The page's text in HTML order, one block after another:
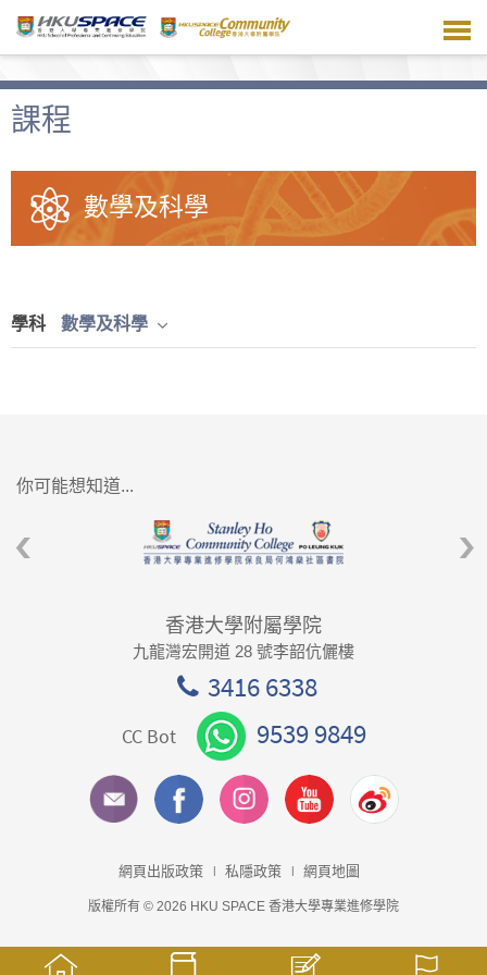
主
容課程
數學及科學
學科 數學及科學
你可能想知道...
香港大學附屬學院
九龍灣宏開道 28 號李韶伉儷樓
3416 6338
CC Bot 9539 9849
網頁出版政策 私隱政策 網頁地圖
版權所有 © 2026 HKU SPACE 香港大學專業進修學院